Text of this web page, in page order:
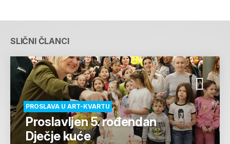
SLIČNI ČLANCI
PROSLAVA U ART-KVARTU
Proslavljen 5. rođendan
Dječje kuće